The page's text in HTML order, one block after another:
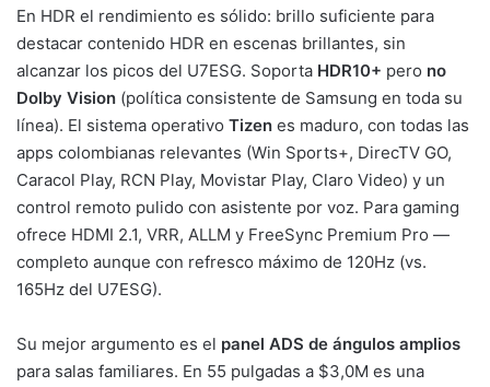
En HDR el rendimiento es sólido: brillo suficiente para
destacar contenido HDR en escenas brillantes, sin
alcanzar los picos del U7ESG. Soporta HDR10+ pero no
Dolby Vision (política consistente de Samsung en toda su
línea). El sistema operativo Tizen es maduro, con todas las
apps colombianas relevantes (Win Sports+, DirecTV GO,
Caracol Play, RCN Play, Movistar Play, Claro Video) y un
control remoto pulido con asistente por voz. Para gaming
ofrece HDMI 2.1, VRR, ALLM y FreeSync Premium Pro —
completo aunque con refresco máximo de 120Hz (vs.
165Hz del U7ESG).
Su mejor argumento es el panel ADS de ángulos amplios
para salas familiares. En 55 pulgadas a $3,0M es una